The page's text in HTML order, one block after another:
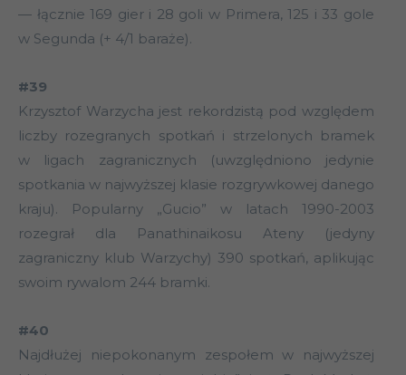
— łącznie 169 gier i 28 goli w Primera, 125 i 33 gole
w Segunda (+ 4/1 baraże).
#39
Krzysztof Warzycha jest rekordzistą pod względem
liczby rozegranych spotkań i strzelonych bramek
w ligach zagranicznych (uwzględniono jedynie
spotkania w najwyższej klasie rozgrywkowej danego
kraju). Popularny „Gucio” w latach 1990-2003
rozegrał dla Panathinaikosu Ateny (jedyny
zagraniczny klub Warzychy) 390 spotkań, aplikując
swoim rywalom 244 bramki.
#40
Najdłużej niepokonanym zespołem w najwyższej